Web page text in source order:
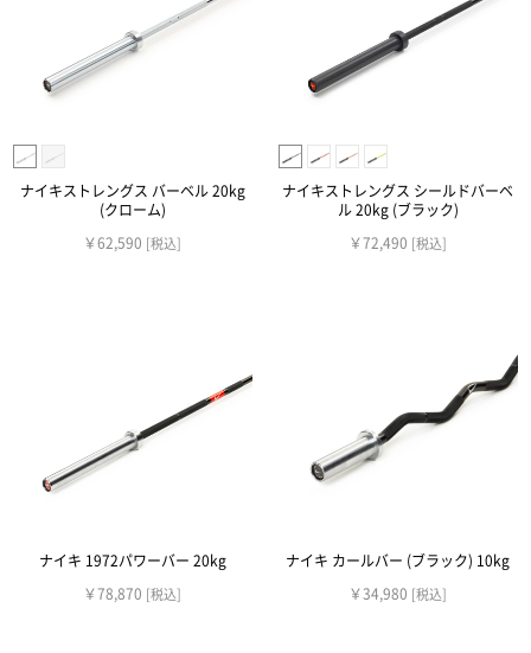
ナイキストレングス バーベル 20kg
(クローム)
￥62,590 [税込]
ナイキストレングス シールドバーベ
ル 20kg (ブラック)
￥72,490 [税込]
ナイキ 1972パワーバー 20kg
￥78,870 [税込]
ナイキ カールバー (ブラック) 10kg
￥34,980 [税込]